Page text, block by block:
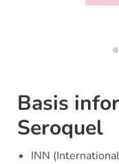
Basis
Seroquel
INN